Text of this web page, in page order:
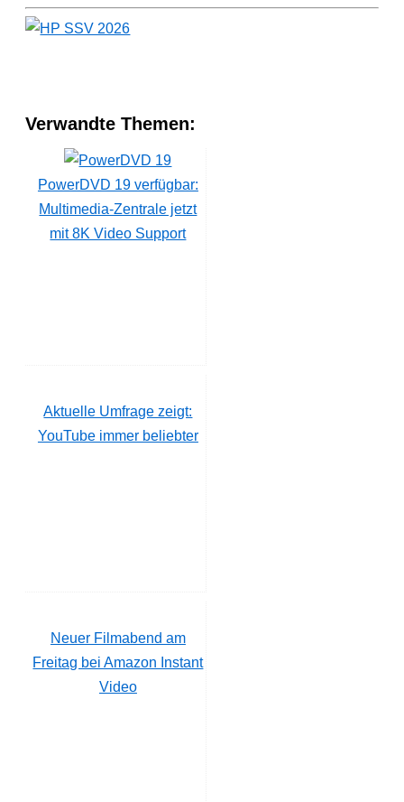
Verwandte Themen:
PowerDVD 19 verfügbar:
Multimedia-Zentrale jetzt
mit 8K Video Support
Aktuelle Umfrage zeigt:
YouTube immer beliebter
Neuer Filmabend am
Freitag bei Amazon Instant
Video